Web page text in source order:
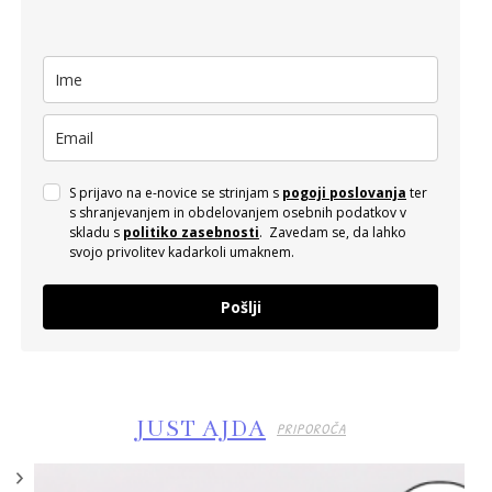
S prijavo na e-novice se strinjam s pogoji poslovanja ter
s shranjevanjem in obdelovanjem osebnih podatkov v
skladu s politiko zasebnosti. Zavedam se, da lahko
svojo privolitev kadarkoli umaknem.
Pošlji
JUST AJDA PRIPOROČA